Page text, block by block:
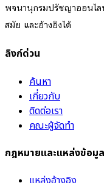
พจนานุกรมปรัชญาออนไ
สมัย และอ้างอิงได้
ลิงก์ด่วน
ค้นหา
เกี่ยวกับ
ติดต่อเรา
คณะผู้จัดทำ
กฎหมายและแหล่งข้อมูล
แหล่งอ้างอิง